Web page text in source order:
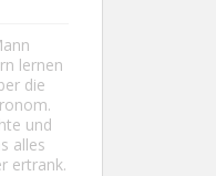
lernen
die
und
alles
ertrank.